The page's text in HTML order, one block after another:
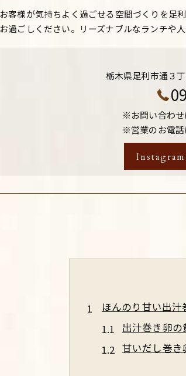
お客様が気持ちよく過ごせる空間づくりを足
お過ごしください。リーズナブルなランチや
栃木県足利市通３
※お問い合わせ
※営業のお電話
Instagram
ほんのり甘い出
出汁巻き卵
甘いだし巻き
人気のふわ